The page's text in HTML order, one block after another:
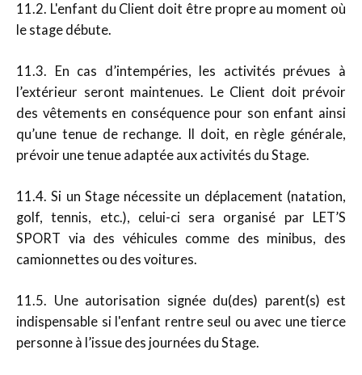
11.2. L'enfant du Client doit être propre au moment où
le stage débute.
11.3. En cas d’intempéries, les activités prévues à
l’extérieur seront maintenues. Le Client doit prévoir
des vêtements en conséquence pour son enfant ainsi
qu’une tenue de rechange. Il doit, en règle générale,
prévoir une tenue adaptée aux activités du Stage.
11.4. Si un Stage nécessite un déplacement (natation,
golf, tennis, etc.), celui-ci sera organisé par LET’S
SPORT via des véhicules comme des minibus, des
camionnettes ou des voitures.
11.5. Une autorisation signée du(des) parent(s) est
indispensable si l'enfant rentre seul ou avec une tierce
personne à l’issue des journées du Stage.